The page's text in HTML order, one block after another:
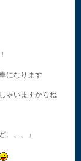
になります
ゃいますからね
、、、」